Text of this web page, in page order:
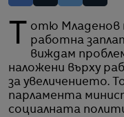
Тотю Младенов предлага минималната
работна
виждам
наложени върху
за увеличението.
парламента
социалната